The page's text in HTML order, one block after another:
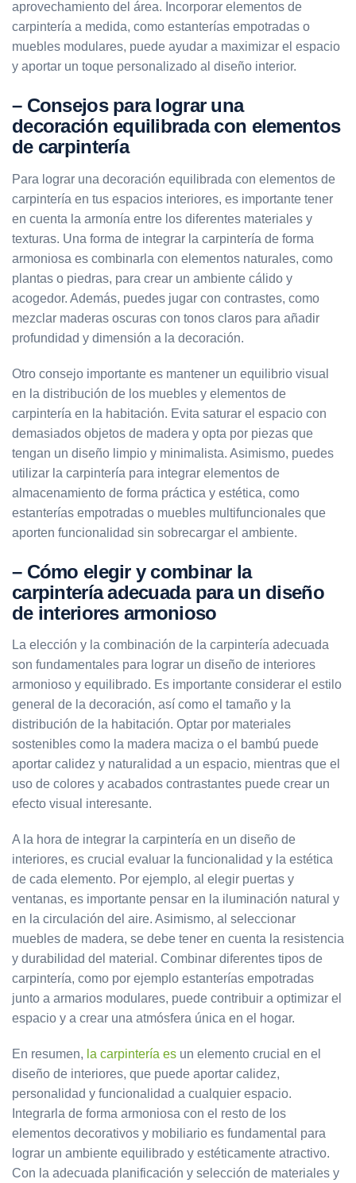
aprovechamiento del área. Incorporar elementos de
carpintería a medida, como estanterías empotradas o
muebles modulares, puede ayudar a maximizar el espacio
y aportar un toque personalizado al diseño interior.
– Consejos para lograr una
decoración equilibrada con elementos
de carpintería
Para lograr una decoración equilibrada con elementos de
carpintería en tus espacios interiores, es importante tener
en cuenta la armonía entre los diferentes materiales y
texturas. Una forma de integrar la carpintería de forma
armoniosa es combinarla con elementos naturales, como
plantas o piedras, para crear un ambiente cálido y
acogedor. Además, puedes jugar con contrastes, como
mezclar maderas oscuras con tonos claros para añadir
profundidad y dimensión a la decoración.
Otro consejo importante es mantener un equilibrio visual
en la distribución de los muebles y elementos de
carpintería en la habitación. Evita saturar el espacio con
demasiados objetos de madera y opta por piezas que
tengan un diseño limpio y minimalista. Asimismo, puedes
utilizar la carpintería para integrar elementos de
almacenamiento de forma práctica y estética, como
estanterías empotradas o muebles multifuncionales que
aporten funcionalidad sin sobrecargar el ambiente.
– Cómo elegir y combinar la
carpintería adecuada para un diseño
de interiores armonioso
La elección y la combinación de la carpintería adecuada
son fundamentales para lograr un diseño de interiores
armonioso y equilibrado. Es importante considerar el estilo
general de la decoración, así como el tamaño y la
distribución de la habitación. Optar por materiales
sostenibles como la madera maciza o el bambú puede
aportar calidez y naturalidad a un espacio, mientras que el
uso de colores y acabados contrastantes puede crear un
efecto visual interesante.
A la hora de integrar la carpintería en un diseño de
interiores, es crucial evaluar la funcionalidad y la estética
de cada elemento. Por ejemplo, al elegir puertas y
ventanas, es importante pensar en la iluminación natural y
en la circulación del aire. Asimismo, al seleccionar
muebles de madera, se debe tener en cuenta la resistencia
y durabilidad del material. Combinar diferentes tipos de
carpintería, como por ejemplo estanterías empotradas
junto a armarios modulares, puede contribuir a optimizar el
espacio y a crear una atmósfera única en el hogar.
En resumen, la carpintería es un elemento crucial en el
diseño de interiores, que puede aportar calidez,
personalidad y funcionalidad a cualquier espacio.
Integrarla de forma armoniosa con el resto de los
elementos decorativos y mobiliario es fundamental para
lograr un ambiente equilibrado y estéticamente atractivo.
Con la adecuada planificación y selección de materiales y